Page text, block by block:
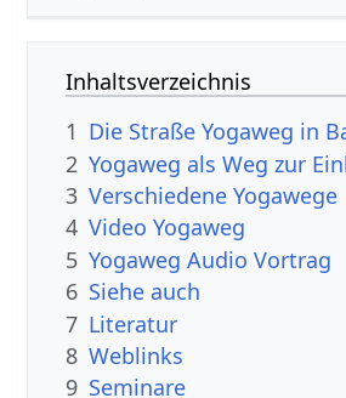
Inhaltsverzeichnis
1 Die Straße Yogaweg in
2 Yogaweg als Weg zur
3 Verschiedene Yogawege
4 Video Yogaweg
5 Yogaweg Audio Vortrag
6 Siehe auch
7 Literatur
8 Weblinks
9 Seminare